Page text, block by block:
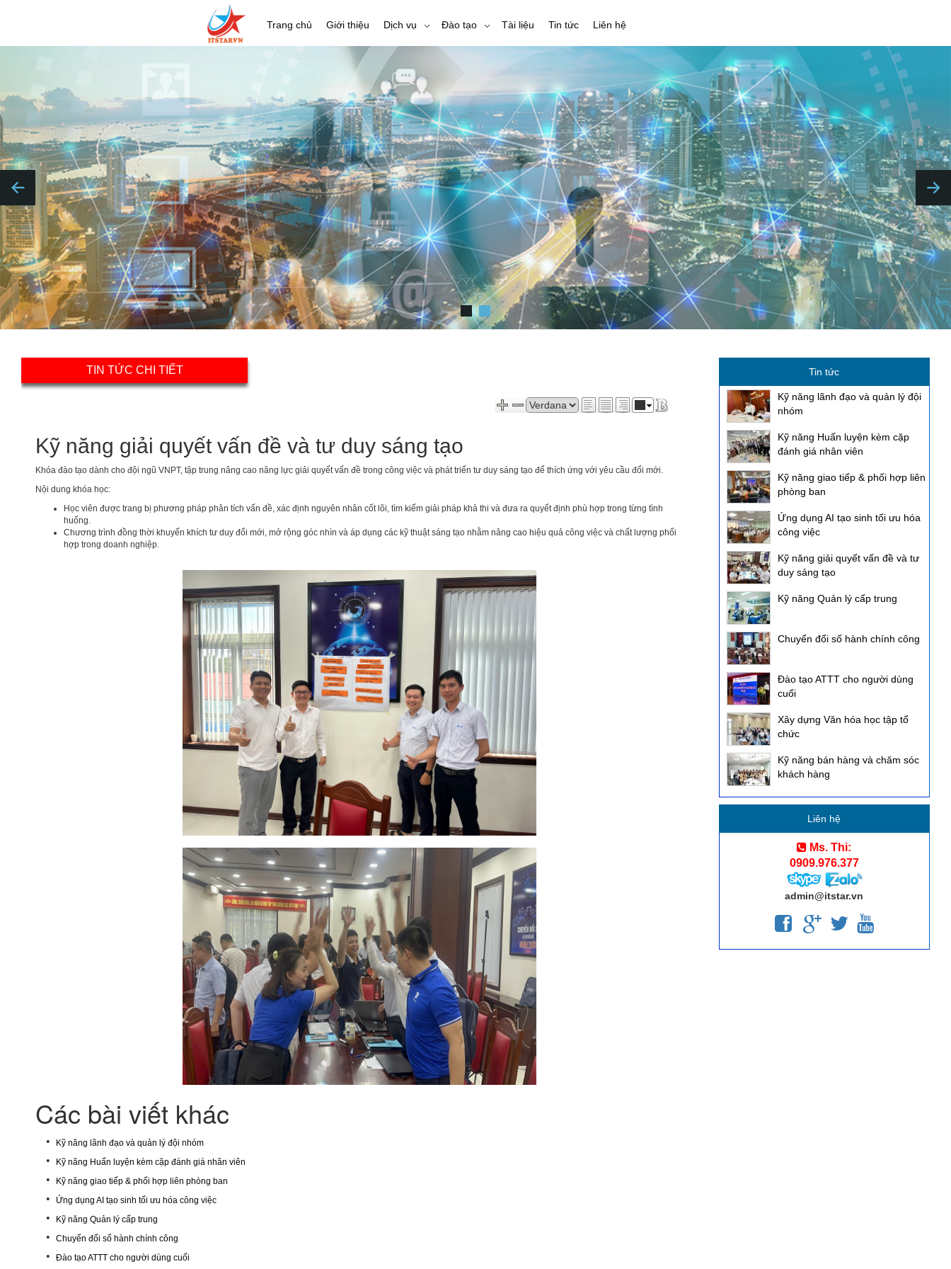
Trang chủ Giới thiệu Dịch vụ Đào tạo Tài liệu Tin tức Liên hệ
TIN TỨC CHI TIẾT
Kỹ năng giải quyết vấn đề và tư duy sáng tạo
Khóa đào tạo dành cho đội ngũ VNPT, tập trung nâng cao năng lực giải quyết vấn đề trong công việc và phát triển tư duy sáng tạo để thích ứng với yêu cầu đổi mới.
Nội dung khóa học:
Học viên được trang bị phương pháp phân tích vấn đề, xác định nguyên nhân cốt lõi, tìm kiếm giải pháp khả thi và đưa ra quyết định phù hợp trong từng tình
huống.
Chương trình đồng thời khuyến khích tư duy đổi mới, mở rộng góc nhìn và áp dụng các kỹ thuật sáng tạo nhằm nâng cao hiệu quả công việc và chất lượng phối
hợp trong doanh nghiệp.
Các bài viết khác
• Kỹ năng lãnh đạo và quản lý đội nhóm
• Kỹ năng Huấn luyện kèm cặp đánh giá nhân viên
• Kỹ năng giao tiếp & phối hợp liên phòng ban
• Ứng dụng AI tạo sinh tối ưu hóa công việc
• Kỹ năng Quản lý cấp trung
• Chuyển đổi số hành chính công
• Đào tạo ATTT cho người dùng cuối
Tin tức
Kỹ năng lãnh đạo và quản lý đội
nhóm
Kỹ năng Huấn luyện kèm cặp
đánh giá nhân viên
Kỹ năng giao tiếp & phối hợp liên
phòng ban
Ứng dụng AI tạo sinh tối ưu hóa
công việc
Kỹ năng giải quyết vấn đề và tư
duy sáng tạo
Kỹ năng Quản lý cấp trung
Chuyển đổi số hành chính công
Đào tạo ATTT cho người dùng
cuối
Xây dựng Văn hóa học tập tổ
chức
Kỹ năng bán hàng và chăm sóc
khách hàng
Liên hệ
Ms. Thi:
0909.976.377
admin@itstar.vn